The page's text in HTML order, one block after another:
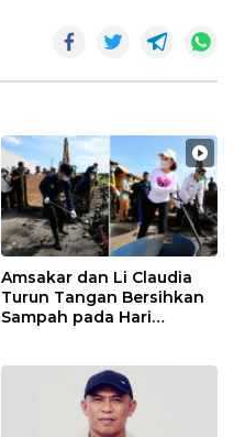
Amsakar dan Li Claudia
Turun Tangan Bersihkan
Sampah pada Hari